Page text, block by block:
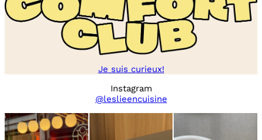
Je suis curieux!
Instagram
@leslieencuisine